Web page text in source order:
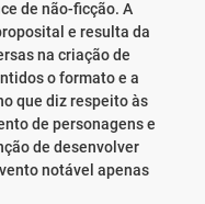
de não-ficção. A
e resulta da
na criação de
o formato e a
que diz respeito às
de personagens e
de desenvolver
notável apenas